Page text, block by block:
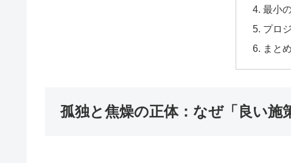
最小
プロ
まと
孤独と焦燥の正体：なぜ「良い